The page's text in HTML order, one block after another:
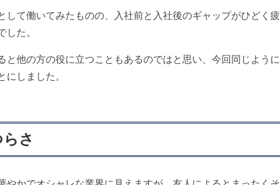
して働いてみたものの、入社前と入社後のギャップがひどく疲
した。
と他の方の役に立つこともあるのではと思い、今回同じように
にしました。
さ